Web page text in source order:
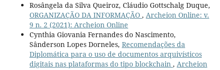
Rosângela da Silva Queiroz, Cláudio Gottschalg Duque,
ORGANIZAÇÃO DA INFORMAÇÃO , Archeion Online: v.
9 n. 2 (2021): Archeion Online
Cynthia Giovania Fernandes do Nascimento,
Sânderson Lopes Dorneles, Recomendações da
Diplomática para o uso de documentos arquivísticos
digitais nas plataformas do tipo blockchain , Archeion